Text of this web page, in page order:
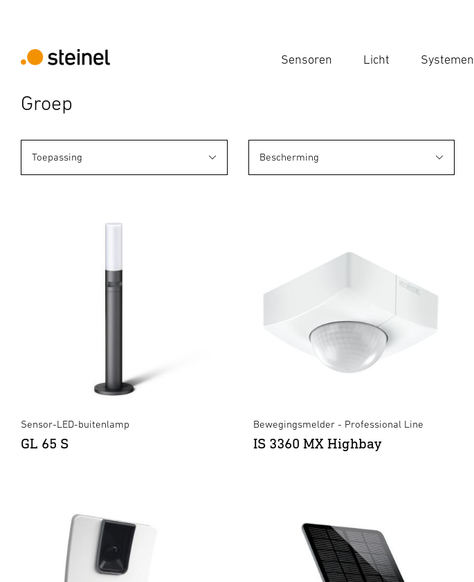
Sensoren Licht Systemen
Groep
Toepassing Bescherming
Sensor-LED-buitenlamp
GL 65 S
Bewegingsmelder - Professional Line
IS 3360 MX Highbay